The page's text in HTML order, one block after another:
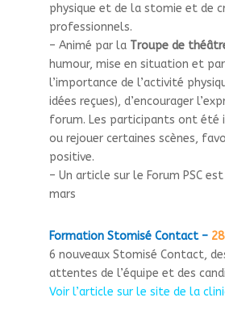
physique et de la stomie et de
professionnels.
– Animé par la Troupe de
humour, mise en situation et
l’importance de l’activité
idées reçues), d’encourager
forum. Les participants ont été
ou rejouer certaines scènes,
positive.
– Un article sur le Forum PSC
mars
Formation Stomisé Contact –
6 nouveaux Stomisé Contact,
attentes de l’équipe et des
Voir l’article sur le site de la